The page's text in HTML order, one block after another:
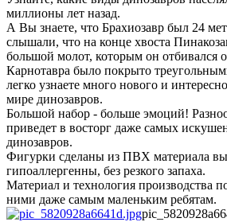
миллионы лет назад.
А Вы знаете, что Брахиозавр был 24
слышали, что на конце хвоста
большой молот, которым он отбивался
Карнотавра было покрыто
легко узнаете много нового и
мире динозавров.
Большой набор - больше эмоций!
приведет в восторг даже самых
динозавров.
Фигурки сделаны из ПВХ материала
гипоаллергенны, без резкого запаха.
Материал и технология производства
ними даже самым маленьким ребятам.